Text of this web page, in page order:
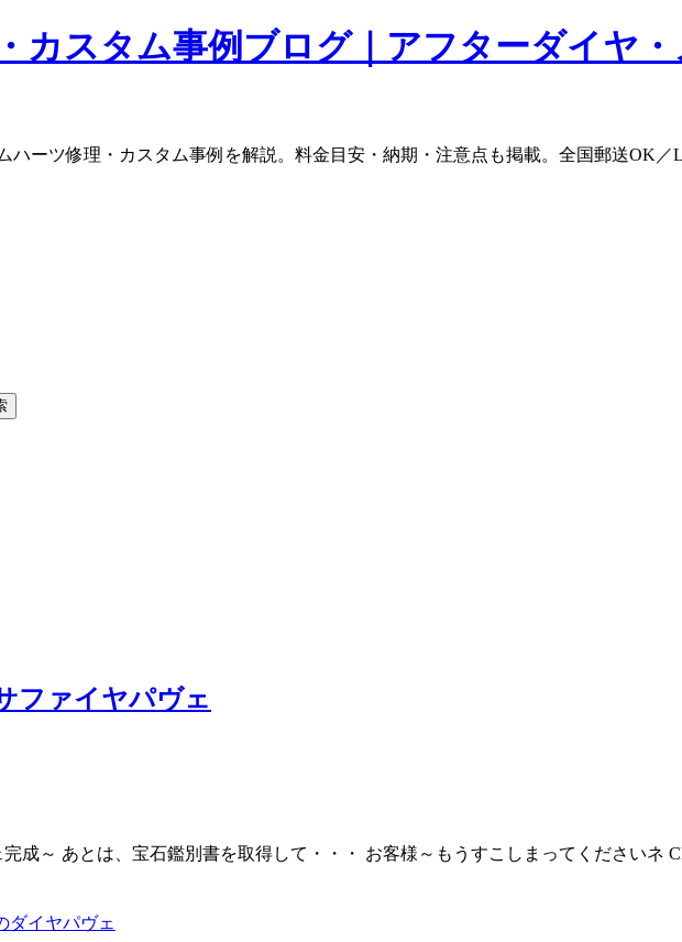
カスタム事例ブログ｜アフターダイヤ
ハーツ修理・カスタム事例を解説。料金目安・納期・注意点も掲載。全国郵送OK／
ファイヤパヴェ
成～ あとは、宝石鑑別書を取得して・・・ お客様～もうすこしまってくださいネ